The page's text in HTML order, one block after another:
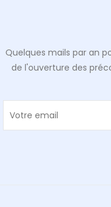
Quelques mails par an
de l'ouverture des